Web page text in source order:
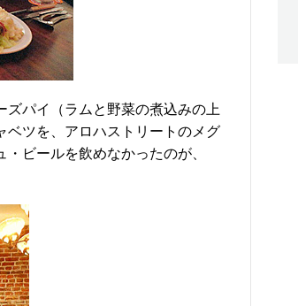
パイ（ラムと野菜の煮込みの上
ベツを、アロハストリートのメグ
ビールを飲めなかったのが、